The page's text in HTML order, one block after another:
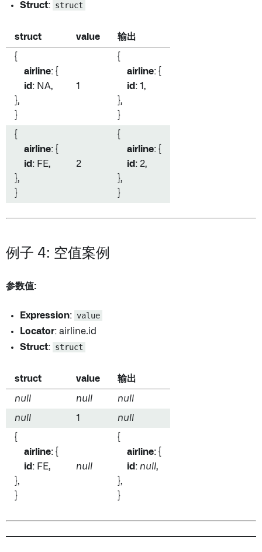
Struct: struct
struct value 输出
{
airline: {
id : NA,
},
}
1
{
airline: {
id : 1,
},
}
{
airline: {
id : FE,
},
}
2
{
airline: {
id : 2,
},
}
例子 4: 空值案例
参数值:
Expression: value
Locator: airline.id
Struct: struct
struct value 输出
null null null
null 1 null
{
airline: {
id : FE,
},
}
null
{
airline: {
id : null,
},
}